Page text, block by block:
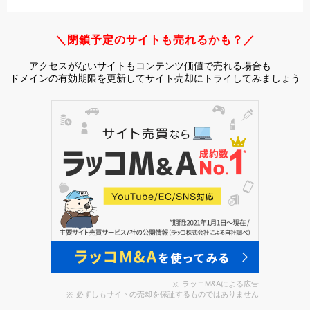
＼閉鎖予定のサイトも売れるかも？／
アクセスがないサイトもコンテンツ価値で売れる場合も…
ドメインの有効期限を更新してサイト売却にトライしてみましょう
ラッコM&Aによる広告
必ずしもサイトの売却を保証するものではありません